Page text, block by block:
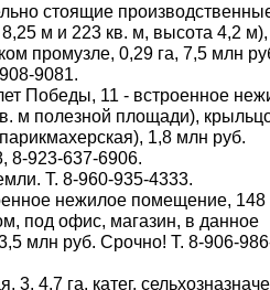
стоящие
м и 223 кв. м, высота 4,2 м),
промузле, 0,29 га, 7,5 млн
9081.
Победы, 11 - встроенное
м полезной площади),
1,8 млн руб.
8-923-637-6906.
Т. 8-960-935-4333.
нежилое помещение, 148
под офис, магазин, в данное
млн руб. Срочно! Т. 8-906-
3, 4,7 га, катег.